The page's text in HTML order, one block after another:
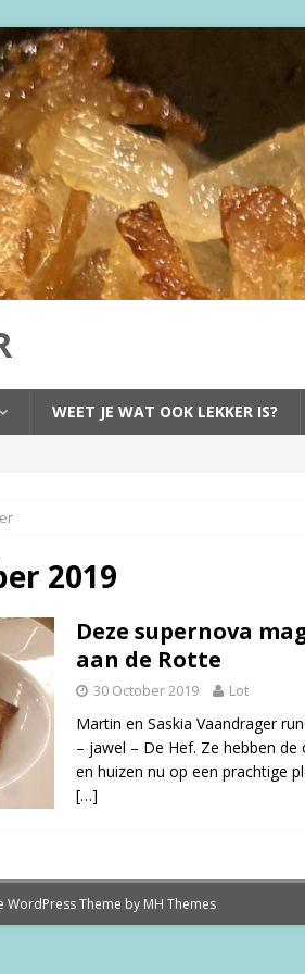
WEET JE WAT OOK LEKKER IS?
2019
Deze supernova
aan de Rotte
30 October 2019 Lot
Martin en Saskia Vaandrager
– jawel – De Hef. Ze hebben
en huizen nu op een prachtige
[…]
WordPress Theme by MH Themes